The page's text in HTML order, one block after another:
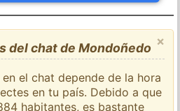
×
del chat de Mondoñedo
el chat depende de la hora
en tu país. Debido a que
habitantes, es bastante